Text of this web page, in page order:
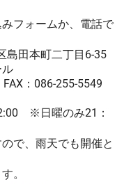
フォームか、電話で
島田本町二丁目6-35
：086-255-5549
※日曜のみ21：
で、雨天でも開催と
。